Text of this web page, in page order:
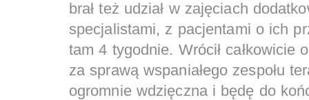
brał też udział w zajęciach
specjalistami, z pacjentami o ich
tam 4 tygodnie. Wrócił
za sprawą wspaniałego zespołu
ogromnie wdzięczna i będę do